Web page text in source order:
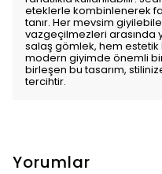
eteklerle kombinlenerek
tanır. Her mevsim
vazgeçilmezleri arasında
salaş gömlek, hem
modern giyimde önemli
birleşen bu tasarım,
tercihtir.
Yorumlar